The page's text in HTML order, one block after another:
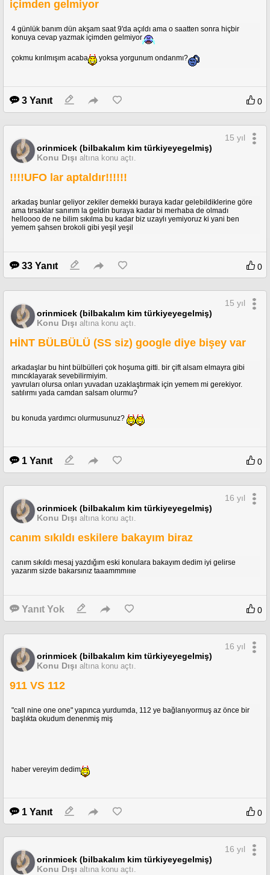
içimden gelmiyor
4 günlük banım dün akşam saat 9'da açıldı ama o saatten sonra hiçbir
konuya cevap yazmak içimden gelmiyor
çokmu kırılmışım acaba yoksa yorgunum ondanmı?
3 Yanıt 0
orinmicek (bilbakalım kim türkiyeyegelmiş)
Konu Dışı altına konu açtı.
15 yıl
!!!!UFO lar aptaldır!!!!!!
arkadaş bunlar geliyor zekiler demekki buraya kadar gelebildiklerine göre
ama tırsaklar sanırım la geldin buraya kadar bi merhaba de olmadı
helloooo de ne bilim sıkılma bu kadar biz uzaylı yemiyoruz ki yani ben
yemem şahsen brokoli gibi yeşil yeşil
33 Yanıt 0
orinmicek (bilbakalım kim türkiyeyegelmiş)
Konu Dışı altına konu açtı.
15 yıl
HİNT BÜLBÜLÜ (SS siz) google diye bişey var
arkadaşlar bu hint bülbülleri çok hoşuma gitti. bir çift alsam elmayra gibi
mıncıklayarak sevebilirmiyim.
yavruları olursa onları yuvadan uzaklaştırmak için yemem mi gerekiyor.
satılırmı yada camdan salsam olurmu?
bu konuda yardımcı olurmusunuz?
1 Yanıt 0
orinmicek (bilbakalım kim türkiyeyegelmiş)
Konu Dışı altına konu açtı.
16 yıl
canım sıkıldı eskilere bakayım biraz
canım sıkıldı mesaj yazdığım eski konulara bakayım dedim iyi gelirse
yazarım sizde bakarsınız taaammmıııe
Yanıt Yok 0
orinmicek (bilbakalım kim türkiyeyegelmiş)
Konu Dışı altına konu açtı.
16 yıl
911 VS 112
"call nine one one" yapınca yurdumda, 112 ye bağlanıyormuş az önce bir
başlıkta okudum denenmiş miş
haber vereyim dedim
1 Yanıt 0
orinmicek (bilbakalım kim türkiyeyegelmiş)
Konu Dışı altına konu açtı.
16 yıl